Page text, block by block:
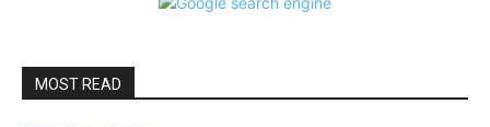
MOST READ